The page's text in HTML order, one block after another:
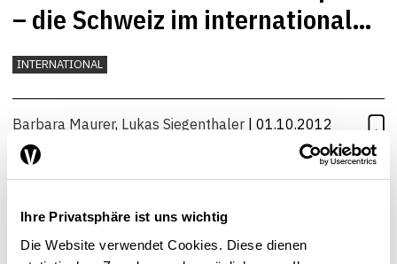
Ihre Privatsphäre ist uns wichtig
Die Website verwendet Cookies. Diese dienen
– die Schweiz im internationalen
Vergleich
INTERNATIONAL
Barbara Maurer, Lukas Siegenthaler | 01.10.2012